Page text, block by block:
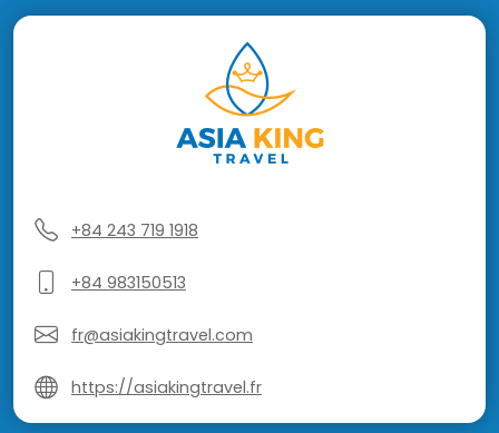
+84 243 719 1918
+84 983150513
fr@asiakingtravel.com
https://asiakingtravel.fr